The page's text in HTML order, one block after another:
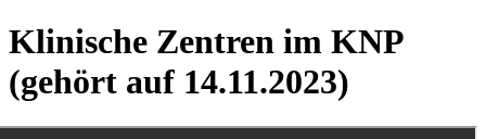
Klinische Zentren im KNP
(gehört auf 14.11.2023)